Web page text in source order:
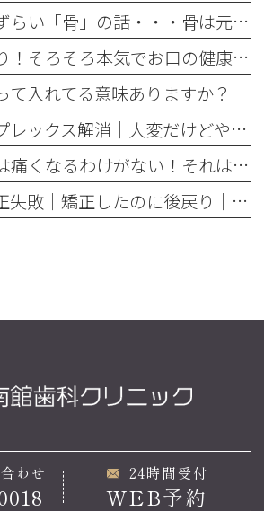
非常にお伝えしずらい「骨」の話・・・骨は元には戻せない？
対処療法は終わり！そろそろ本気でお口の健康とは何かを考えませんか
て入れてる意味ありますか？
約１年半でコンプレックス解消｜大変だけどやって良かった歯の矯正治療
神経を抜いた歯は痛くなるわけがない！それは嘘です
マウスピース矯正失敗｜矯正したのに後戻り｜最近よく聞くけどそれってなんで？
わせ 24時間受付
WEB予約